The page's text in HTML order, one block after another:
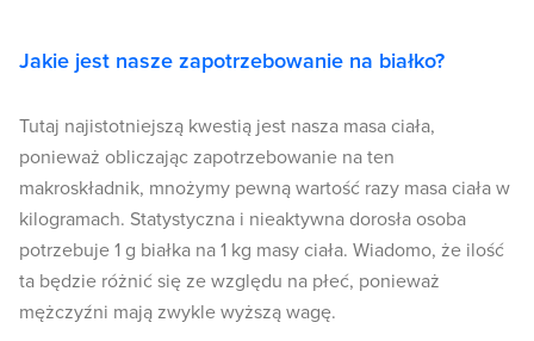
Jakie jest nasze zapotrzebowanie na białko?
Tutaj najistotniejszą kwestią jest nasza masa ciała,
ponieważ obliczając zapotrzebowanie na ten
makroskładnik, mnożymy pewną wartość razy masa ciała w
kilogramach. Statystyczna i nieaktywna dorosła osoba
potrzebuje 1 g białka na 1 kg masy ciała. Wiadomo, że ilość
ta będzie różnić się ze względu na płeć, ponieważ
mężczyźni mają zwykle wyższą wagę.